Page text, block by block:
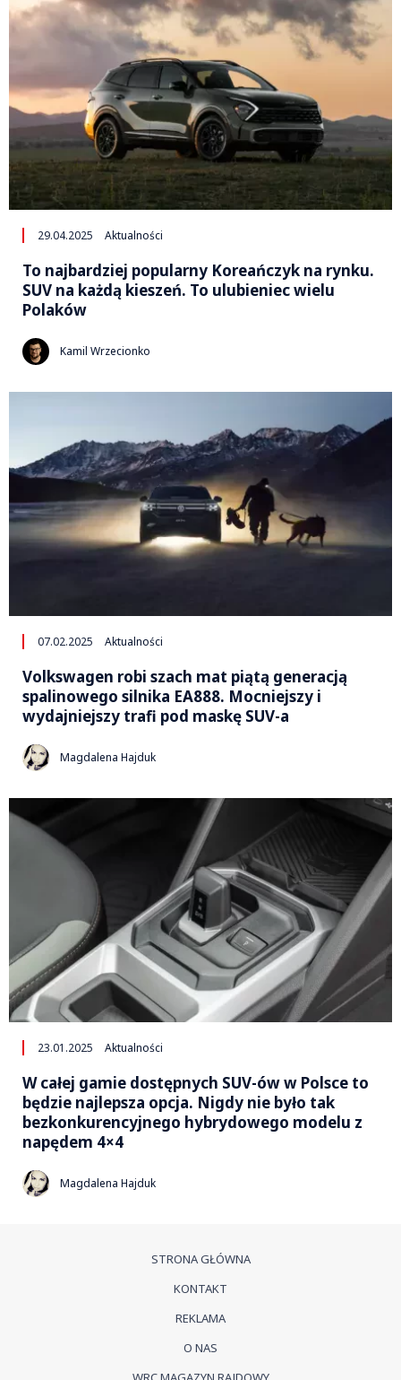
29.04.2025 Aktualności
To najbardziej popularny Koreańczyk na rynku.
SUV na każdą kieszeń. To ulubieniec wielu
Polaków
Kamil Wrzecionko
07.02.2025 Aktualności
Volkswagen robi szach mat piątą generacją
spalinowego silnika EA888. Mocniejszy i
wydajniejszy trafi pod maskę SUV-a
Magdalena Hajduk
23.01.2025 Aktualności
W całej gamie dostępnych SUV-ów w Polsce to
będzie najlepsza opcja. Nigdy nie było tak
bezkonkurencyjnego hybrydowego modelu z
napędem 4×4
Magdalena Hajduk
STRONA GŁÓWNA
KONTAKT
REKLAMA
O NAS